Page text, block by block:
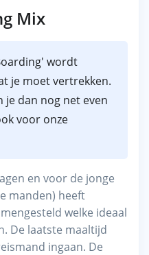
Mix
wordt
je moet vertrekken.
je dan nog net even
voor onze
en voor de jonge
manden) heeft
welke ideaal
De laatste maaltijd
ingaan. De